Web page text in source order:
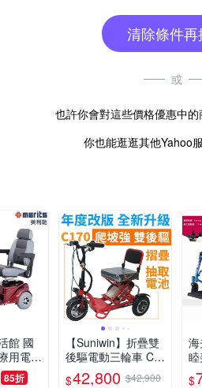
清除條件
或
也許你會對這些價格優惠中的
你也能逛逛其他Yahoo
館 國
用電動
電動
85折
【Suniwin】折疊雙
後驅電動三輪車 C1
70（迷你爬坡強/ 老
$42,800 $42,900 $